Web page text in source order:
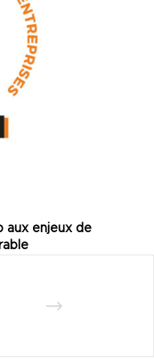
aux enjeux de